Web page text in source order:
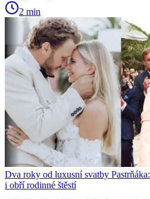
2 min
Dva roky od luxusní svatby
i obří rodinné štěstí